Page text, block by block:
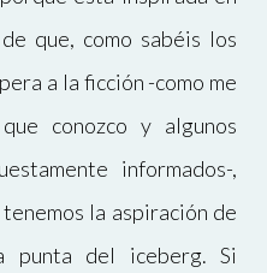
que, como sabéis los
a la ficción -como me
conozco y algunos
informados-,
la aspiración de
punta del iceberg. Si